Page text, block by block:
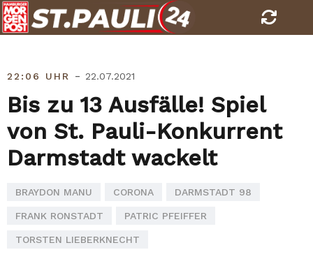
Skip
to
22:06 UHR - 22.07.2021
Bis zu 13 Ausfälle! Spiel
von St. Pauli-Konkurrent
Darmstadt wackelt
BRAYDON MANU CORONA DARMSTADT 98
FRANK RONSTADT PATRIC PFEIFFER
TORSTEN LIEBERKNECHT